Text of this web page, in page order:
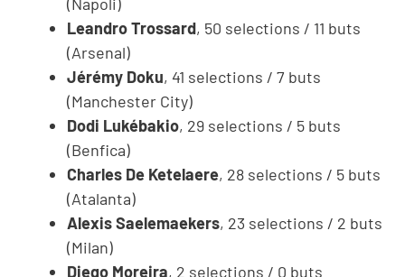
Leandro Trossard, 50 selections / 11 buts
(Arsenal)
Jérémy Doku, 41 selections / 7 buts
(Manchester City)
Dodi Lukébakio, 29 selections / 5 buts
(Benfica)
Charles De Ketelaere, 28 selections / 5 buts
(Atalanta)
Alexis Saelemaekers, 23 selections / 2 buts
(Milan)
Diego Moreira, 2 selections / 0 buts